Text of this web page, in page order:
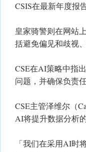
CSIS在最新年度报
皇家骑警则在网站
括避免偏见和歧视
CSE在AI策略中指
问题，并确保负责
CSE主管泽维尔（
AI将提升数据分析
「我们在采用AI时